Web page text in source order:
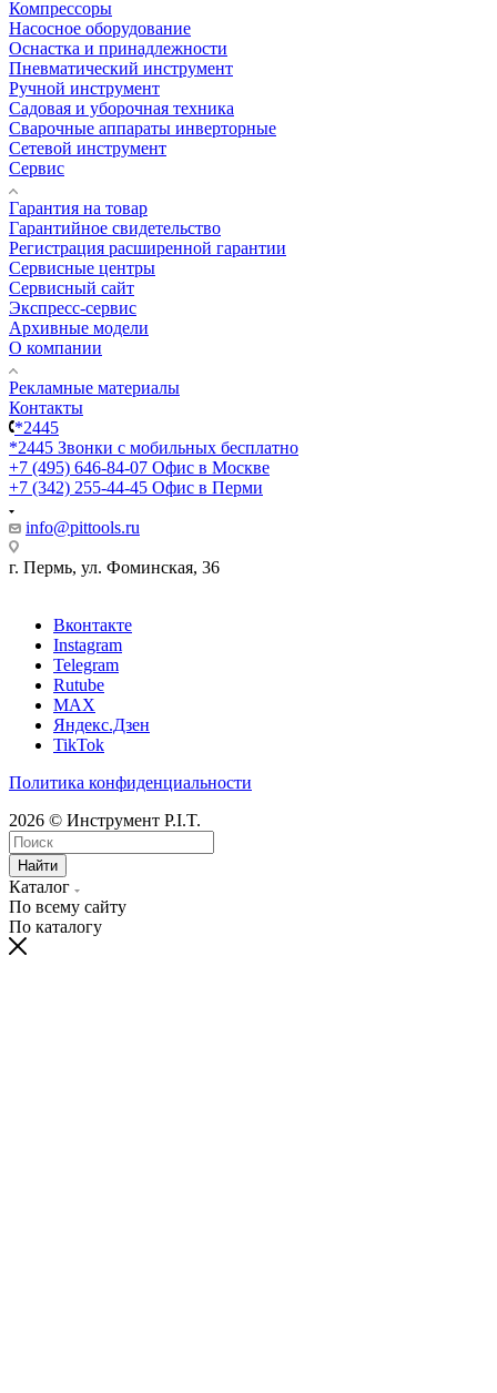
Компрессоры
Насосное оборудование
Оснастка и принадлежности
Пневматический инструмент
Ручной инструмент
Садовая и уборочная техника
Сварочные аппараты инверторные
Сетевой инструмент
Сервис
Гарантия на товар
Гарантийное свидетельство
Регистрация расширенной гарантии
Сервисные центры
Сервисный сайт
Экспресс-сервис
Архивные модели
О компании
Рекламные материалы
Контакты
*2445
*2445 Звонки с мобильных бесплатно
+7 (495) 646-84-07 Офис в Москве
+7 (342) 255-44-45 Офис в Перми
info@pittools.ru
г. Пермь, ул. Фоминская, 36
Вконтакте
Instagram
Telegram
Rutube
MAX
Яндекс.Дзен
TikTok
Политика конфиденциальности
2026 © Инструмент P.I.T.
Найти
Каталог
По всему сайту
По каталогу